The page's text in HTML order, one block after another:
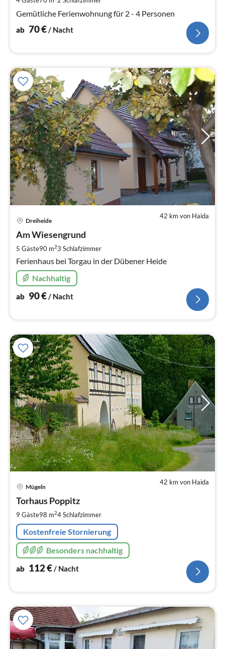
Gemütliche Ferienwohnung für 2 - 4 Personen
ab 70€/ Nacht
42 km von Haida
Dreiheide
Am Wiesengrund
5 Gäste90 m23 Schlafzimmer
Ferienhaus bei Torgau in der Dübener Heide
Nachhaltig
ab 90€ / Nacht
42 km von Haida
Mügeln
Torhaus Poppitz
9 Gäste98 m24Schlafzimmer
Kostenfreie Stornierung
Besonders nachhaltig
ab 112€/ Nacht